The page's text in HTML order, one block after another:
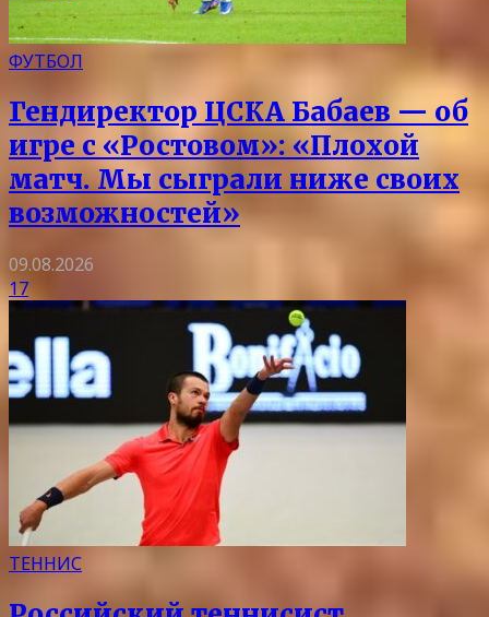
ФУТБОЛ
Гендиректор ЦСКА Бабаев — об
игре с «Ростовом»: «Плохой
матч. Мы сыграли ниже своих
возможностей»
09.08.2026
17
ТЕННИС